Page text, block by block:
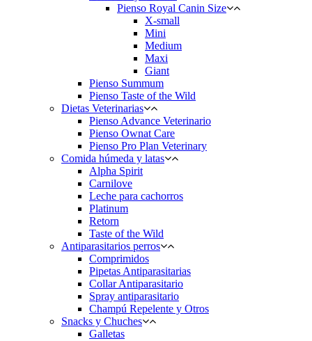
Pienso Royal Canin Size
X-small
Mini
Medium
Maxi
Giant
Pienso Summum
Pienso Taste of the Wild
Dietas Veterinarias
Pienso Advance Veterinario
Pienso Ownat Care
Pienso Pro Plan Veterinary
Comida húmeda y latas
Alpha Spirit
Carnilove
Leche para cachorros
Platinum
Retorn
Taste of the Wild
Antiparasitarios perros
Comprimidos
Pipetas Antiparasitarias
Collar Antiparasitario
Spray antiparasitario
Champú Repelente y Otros
Snacks y Chuches
Galletas